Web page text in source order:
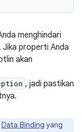
menghindari
properti Anda
akan
, jadi pastikan
Data Binding yang